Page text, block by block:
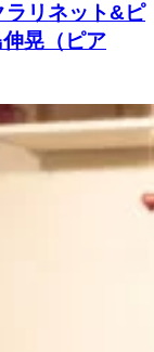
ラリネット&ピ
晃（ピア